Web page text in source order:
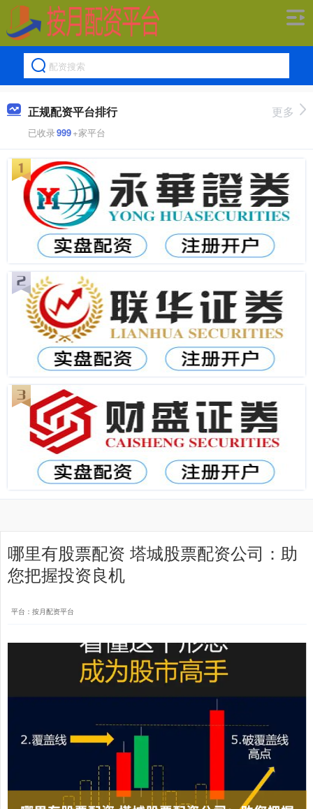
正规配资平台排行
已收录999+家平台
更多
哪里有股票配资 塔城股票配资公司：助
您把握投资良机
平台：按月配资平台